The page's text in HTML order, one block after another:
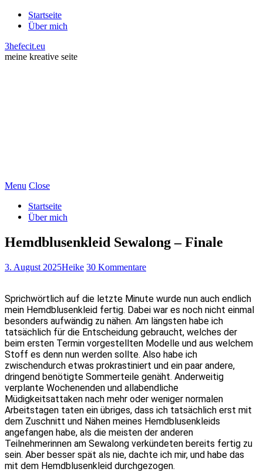
Startseite
Über mich
3hefecit.eu
meine kreative seite
Menu Close
Startseite
Über mich
Hemdblusenkleid Sewalong – Finale
3. August 2025Heike 30 Kommentare
Sprichwörtlich auf die letzte Minute wurde nun auch endlich
mein Hemdblusenkleid fertig. Dabei war es noch nicht einmal
besonders aufwändig zu nähen. Am längsten habe ich
tatsächlich für die Entscheidung gebraucht, welches der
beim ersten Termin vorgestellten Modelle und aus welchem
Stoff es denn nun werden sollte. Also habe ich
zwischendurch etwas prokrastiniert und ein paar andere,
dringend benötigte Sommerteile genäht. Anderweitig
verplante Wochenenden und allabendliche
Müdigkeitsattaken nach mehr oder weniger normalen
Arbeitstagen taten ein übriges, dass ich tatsächlich erst mit
dem Zuschnitt und Nähen meines Hemdblusenkleids
angefangen habe, als die meisten der anderen
Teilnehmerinnen am Sewalong verkündeten bereits fertig zu
sein. Aber besser spät als nie, dachte ich mir, und habe das
mit dem Hemdblusenkleid durchgezogen.